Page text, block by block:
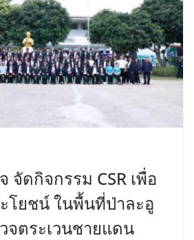
จัดกิจกรรม CSR เพื่อ
โยชน์ ในพื้นที่ป่าละอู
จตระเวนชายแดน